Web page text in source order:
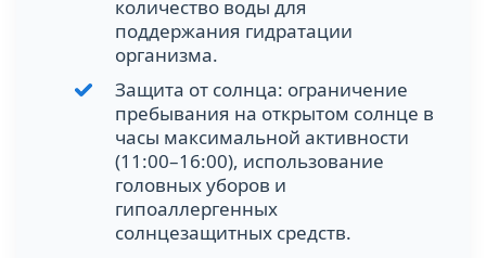
количество воды для
поддержания гидратации
организма.
Защита от солнца: ограничение
пребывания на открытом солнце в
часы максимальной активности
(11:00–16:00), использование
головных уборов и
гипоаллергенных
солнцезащитных средств.